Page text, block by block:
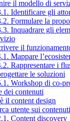
il modello di
Identificare gli
Formulare la
Inquadrare gli
il
Mappare
Rappresentare i
le soluzioni
Workshop di co-
dei contenuti
il content design
utente sui
Content discovery